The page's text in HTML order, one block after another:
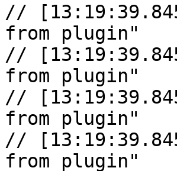
//
from plugin"
//
from plugin"
//
from plugin"
//
from plugin"